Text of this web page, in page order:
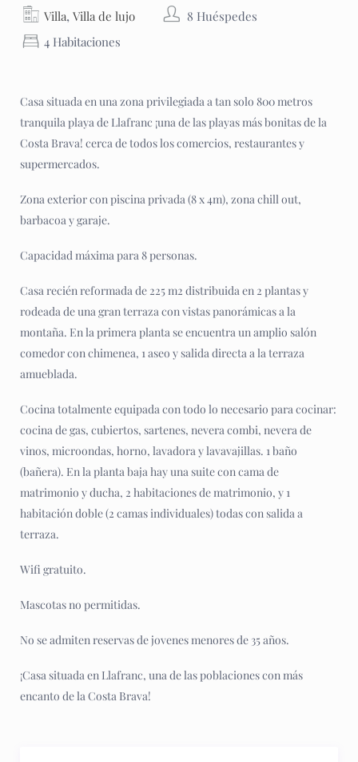
Villa, Villa de lujo
8 Huéspedes
4 Habitaciones
Casa situada en una zona privilegiada a tan solo 800 metros
tranquila playa de Llafranc ¡una de las playas más bonitas de la
Costa Brava! cerca de todos los comercios, restaurantes y
supermercados.
Zona exterior con piscina privada (8 x 4m), zona chill out,
barbacoa y garaje.
Capacidad máxima para 8 personas.
Casa recién reformada de 225 m2 distribuida en 2 plantas y
rodeada de una gran terraza con vistas panorámicas a la
montaña. En la primera planta se encuentra un amplio salón
comedor con chimenea, 1 aseo y salida directa a la terraza
amueblada.
Cocina totalmente equipada con todo lo necesario para cocinar:
cocina de gas, cubiertos, sartenes, nevera combi, nevera de
vinos, microondas, horno, lavadora y lavavajillas. 1 baño
(bañera). En la planta baja hay una suite con cama de
matrimonio y ducha, 2 habitaciones de matrimonio, y 1
habitación doble (2 camas individuales) todas con salida a
terraza.
Wifi gratuito.
Mascotas no permitidas.
No se admiten reservas de jovenes menores de 35 años.
¡Casa situada en Llafranc, una de las poblaciones con más
encanto de la Costa Brava!